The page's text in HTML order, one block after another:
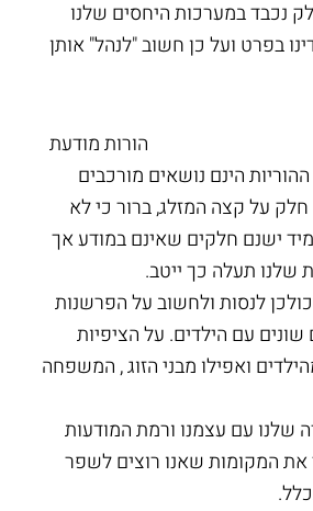
נכבד במערכות היחסים שלנו
בפרט ועל כן חשוב "לנהל" אותן
הינם נושאים מורכבים
על קצה המזלג, ברור כי לא
ישנם חלקים שאינם במודע אך
שלנו תעלה כך ייטב.
לנסות ולחשוב על הפרשנות
עם הילדים. על הציפיות
ואפילו מבני הזוג , המשפחה
שלנו עם עצמנו ורמת המודעות
את המקומות שאנו רוצים לשפר